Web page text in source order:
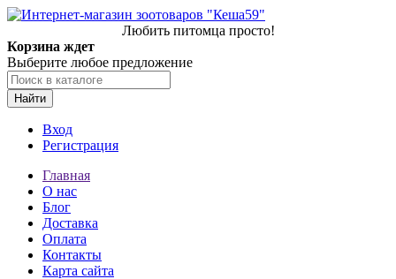
Любить питомца просто!
Корзина ждет
Выберите любое предложение
Найти
Вход
Регистрация
Главная
О нас
Блог
Доставка
Оплата
Контакты
Карта сайта